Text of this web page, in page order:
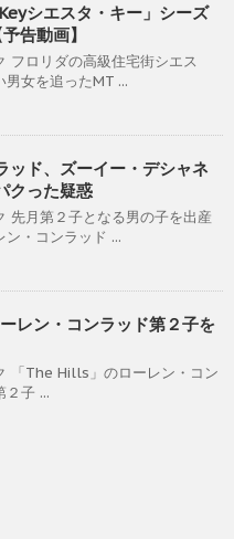
シエスタ・キー」シーズ
告動画】
フロリダの高級住宅街シエス
男女を追ったMT ...
ッド、ズーイー・デシャネ
クった疑惑
先月第２子となる男の子を出産
ン・コンラッド ...
レン・コンラッド第２子を
「The Hills」のローレン・コン
２子 ...